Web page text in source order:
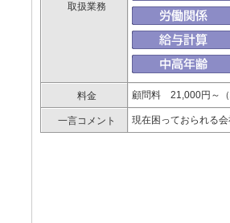
取扱業務
料金 顧問料 21,000円～（
一言コメント 現在困っておられる